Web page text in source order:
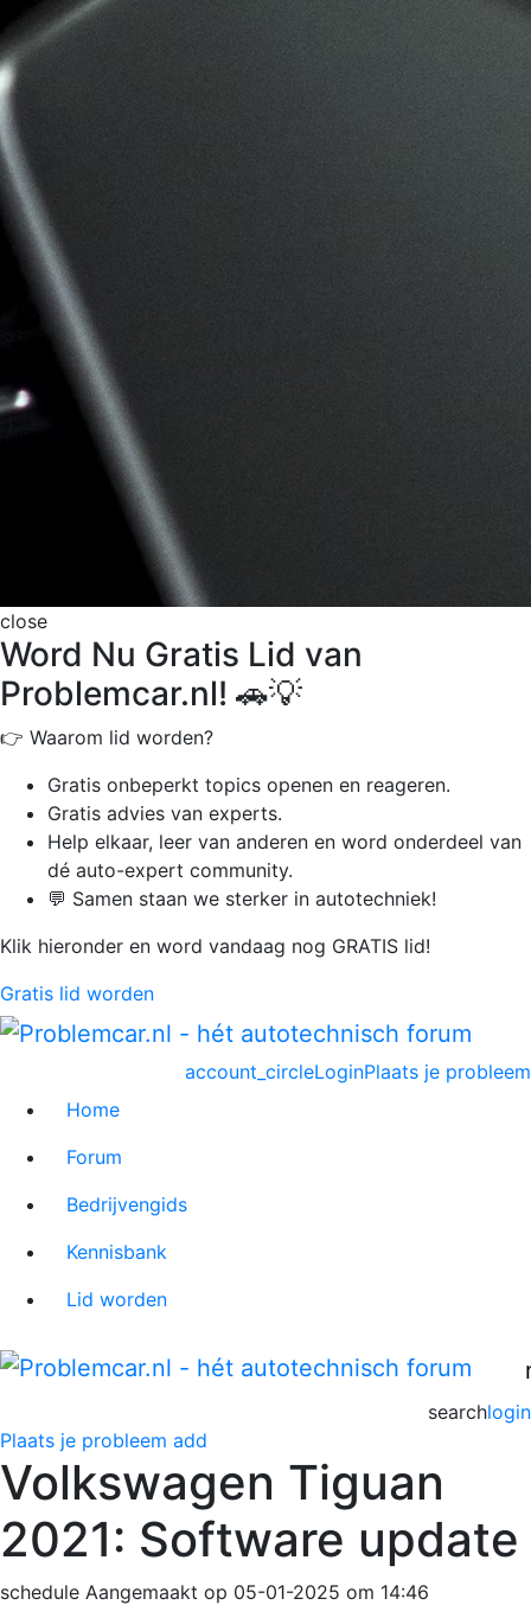
close
Word Nu Gratis Lid van
Problemcar.nl! 🚗💡
👉 Waarom lid worden?
Gratis onbeperkt topics openen en reageren.
Gratis advies van experts.
Help elkaar, leer van anderen en word onderdeel van
dé auto-expert community.
💬 Samen staan we sterker in autotechniek!
Klik hieronder en word vandaag nog GRATIS lid!
Gratis lid worden
Plaats je probleem
account_circleLogin
Home
Forum
Bedrijvengids
Kennisbank
Lid worden
login
search
Plaats je probleem add
Volkswagen Tiguan
2021: Software update
schedule Aangemaakt op 05-01-2025 om 14:46